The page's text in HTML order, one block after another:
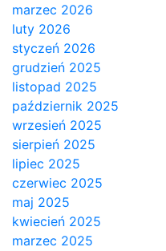
marzec 2026
luty 2026
styczeń 2026
grudzień 2025
listopad 2025
październik 2025
wrzesień 2025
sierpień 2025
lipiec 2025
czerwiec 2025
maj 2025
kwiecień 2025
marzec 2025